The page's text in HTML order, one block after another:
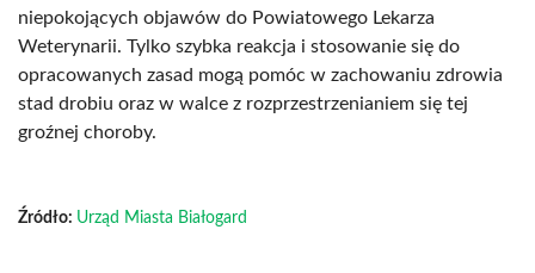
niepokojących objawów do Powiatowego Lekarza
Weterynarii. Tylko szybka reakcja i stosowanie się do
opracowanych zasad mogą pomóc w zachowaniu zdrowia
stad drobiu oraz w walce z rozprzestrzenianiem się tej
groźnej choroby.
Źródło: Urząd Miasta Białogard